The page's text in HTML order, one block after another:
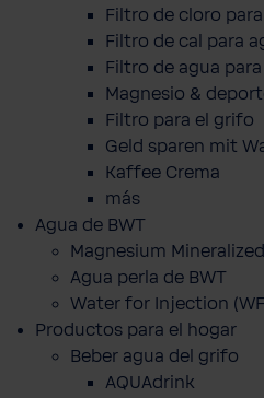
Filtro de cloro
Filtro de cal para
Filtro de agua
Magnesio &
Filtro para el grifo
Geld sparen mit
Kaffee Crema
más
Agua de BWT
Magnesium
Agua perla de BWT
Water for Injection
Productos para el hogar
Beber agua del grifo
AQUAdrink